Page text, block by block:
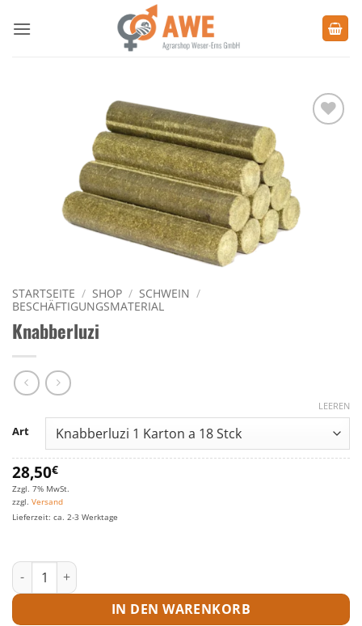
Inhalt
hinzufügen
STARTSEITE / SHOP / SCHWEIN /
BESCHÄFTIGUNGSMATERIAL
Knabberluzi
Art
LEEREN
28,50€
Zzgl. 7% MwSt.
zzgl. Versand
Lieferzeit: ca. 2-3 Werktage
Knabberluzi Menge
IN DEN WARENKORB